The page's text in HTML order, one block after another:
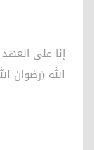
الله (رضوان